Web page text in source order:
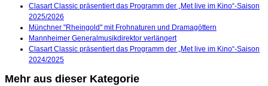
Clasart Classic präsentiert das Programm der „Met live im Kino“-Saison
2025/2026
Münchner "Rheingold" mit Frohnaturen und Dramagöttern
Mannheimer Generalmusikdirektor verlängert
Clasart Classic präsentiert das Programm der „Met live im Kino“-Saison
2024/2025
Mehr aus dieser Kategorie